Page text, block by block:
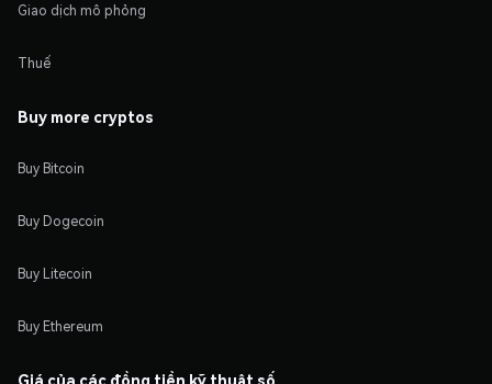
Giao dịch mô phỏng
Thuế
Buy more cryptos
Buy Bitcoin
Buy Dogecoin
Buy Litecoin
Buy Ethereum
Giá của các đồng tiền kỹ thuật số